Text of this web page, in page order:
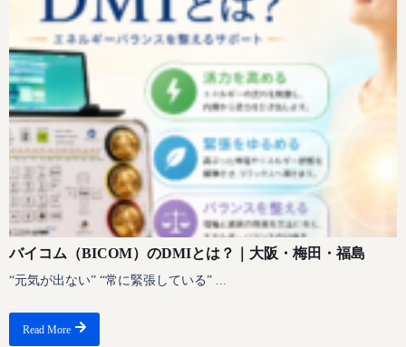
バイコム（BICOM）のDMIとは？｜大阪・梅田・福島
“元気が出ない” “常に緊張している” ...
Read More